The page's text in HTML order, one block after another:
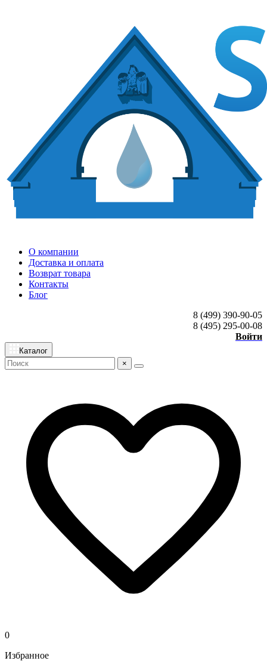
О компании
Доставка и оплата
Возврат товара
Контакты
Блог
8 (499) 390-90-05
8 (495) 295-00-08
Войти
Каталог
×
0
Избранное